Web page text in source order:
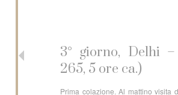
3° giorno, Delhi
265, 5 ore ca.)
Prima colazione. Al mattino visita